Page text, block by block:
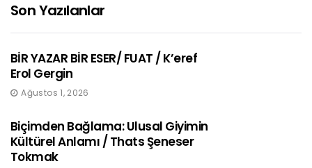
Son Yazılanlar
BİR YAZAR BİR ESER/ FUAT / K’eref
Erol Gergin
Ağustos 1, 2026
Biçimden Bağlama: Ulusal Giyimin
Kültürel Anlamı / Thats Şeneser
Tokmak